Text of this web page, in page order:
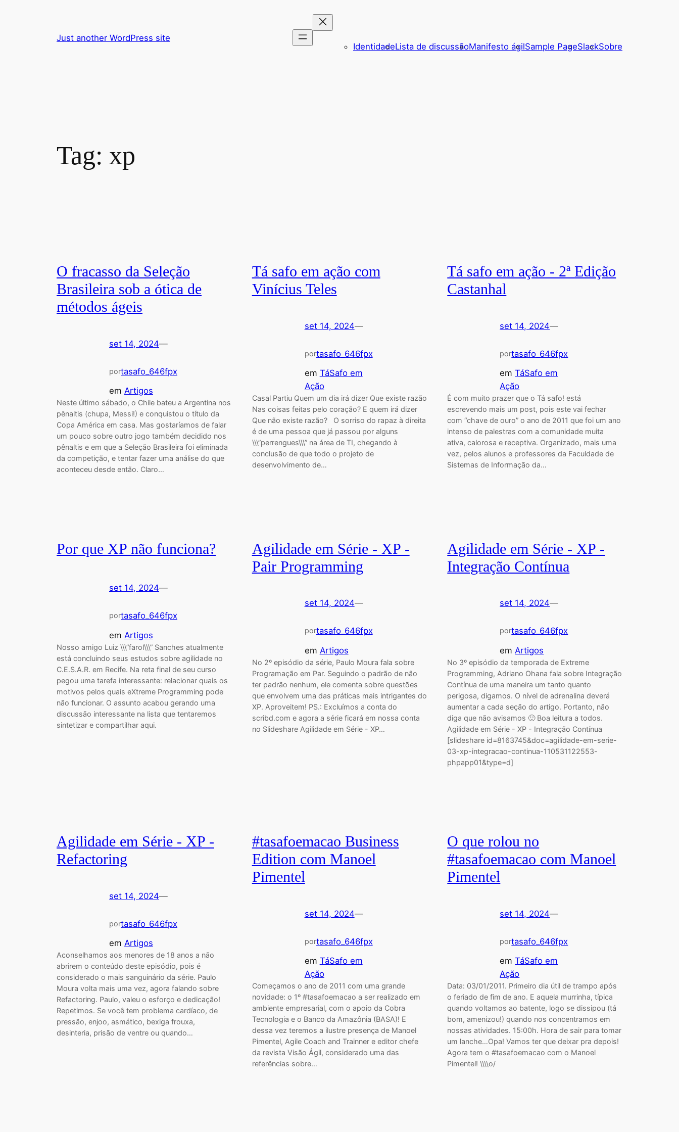
Just another WordPress site
IdentidadeLista de discussãoManifesto ágilSample PageSlackSobre
Tag: xp
O fracasso da Seleção
Brasileira sob a ótica de
métodos ágeis
set 14, 2024—
portasafo_646fpx
em Artigos
Neste último sábado, o Chile bateu a Argentina nos
pênaltis (chupa, Messi!) e conquistou o título da
Copa América em casa. Mas gostaríamos de falar
um pouco sobre outro jogo também decidido nos
pênaltis e em que a Seleção Brasileira foi eliminada
da competição, e tentar fazer uma análise do que
aconteceu desde então. Claro…
Tá safo em ação com
Vinícius Teles
set 14, 2024—
portasafo_646fpx
em TáSafo em
Ação
Casal Partiu Quem um dia irá dizer Que existe razão
Nas coisas feitas pelo coração? E quem irá dizer
Que não existe razão? O sorriso do rapaz à direita
é de uma pessoa que já passou por alguns
\\\”perrengues\\\” na área de TI, chegando à
conclusão de que todo o projeto de
desenvolvimento de…
Tá safo em ação - 2ª Edição
Castanhal
set 14, 2024—
portasafo_646fpx
emTáSafo em
Ação
É com muito prazer que o Tá safo! está
escrevendo mais um post, pois este vai fechar
com “chave de ouro” o ano de 2011 que foi um ano
intenso de palestras com a comunidade muita
ativa, calorosa e receptiva. Organizado, mais uma
vez, pelos alunos e professores da Faculdade de
Sistemas de Informação da…
Por que XP não funciona?
set 14, 2024—
portasafo_646fpx
em Artigos
Nosso amigo Luiz \\\”farol\\\” Sanches atualmente
está concluindo seus estudos sobre agilidade no
C.E.S.A.R. em Recife. Na reta final de seu curso
pegou uma tarefa interessante: relacionar quais os
motivos pelos quais eXtreme Programming pode
não funcionar. O assunto acabou gerando uma
discussão interessante na lista que tentaremos
sintetizar e compartilhar aqui.
Agilidade em Série - XP -
Pair Programming
set 14, 2024—
portasafo_646fpx
em Artigos
No 2º episódio da série, Paulo Moura fala sobre
Programação em Par. Seguindo o padrão de não
ter padrão nenhum, ele comenta sobre questões
que envolvem uma das práticas mais intrigantes do
XP. Aproveitem! PS.: Excluímos a conta do
scribd.com e agora a série ficará em nossa conta
no Slideshare Agilidade em Série - XP…
Agilidade em Série - XP -
Integração Contínua
set 14, 2024—
portasafo_646fpx
em Artigos
No 3º episódio da temporada de Extreme
Programming, Adriano Ohana fala sobre Integração
Contínua de uma maneira um tanto quanto
perigosa, digamos. O nível de adrenalina deverá
aumentar a cada seção do artigo. Portanto, não
diga que não avisamos 🙂 Boa leitura a todos.
Agilidade em Série - XP - Integração Contínua
[slideshare id=8163745&doc=agilidade-em-serie-
03-xp-integracao-continua-110531122553-
phpapp01&type=d]
Agilidade em Série - XP -
Refactoring
set 14, 2024—
portasafo_646fpx
em Artigos
Aconselhamos aos menores de 18 anos a não
abrirem o conteúdo deste episódio, pois é
considerado o mais sanguinário da série. Paulo
Moura volta mais uma vez, agora falando sobre
Refactoring. Paulo, valeu o esforço e dedicação!
Repetimos. Se você tem problema cardíaco, de
pressão, enjoo, asmático, bexiga frouxa,
desinteria, prisão de ventre ou quando…
#tasafoemacao Business
Edition com Manoel
Pimentel
set 14, 2024—
portasafo_646fpx
em TáSafo em
Ação
Começamos o ano de 2011 com uma grande
novidade: o 1º #tasafoemacao a ser realizado em
ambiente empresarial, com o apoio da Cobra
Tecnologia e o Banco da Amazônia (BASA)! E
dessa vez teremos a ilustre presença de Manoel
Pimentel, Agile Coach and Trainner e editor chefe
da revista Visão Ágil, considerado uma das
referências sobre…
O que rolou no
#tasafoemacao com Manoel
Pimentel
set 14, 2024—
portasafo_646fpx
emTáSafo em
Ação
Data: 03/01/2011. Primeiro dia útil de trampo após
o feriado de fim de ano. E aquela murrinha, típica
quando voltamos ao batente, logo se dissipou (tá
bom, amenizou!) quando nos concentramos em
nossas atividades. 15:00h. Hora de sair para tomar
um lanche…Opa! Vamos ter que deixar pra depois!
Agora tem o #tasafoemacao com o Manoel
Pimentel! \\\\o/